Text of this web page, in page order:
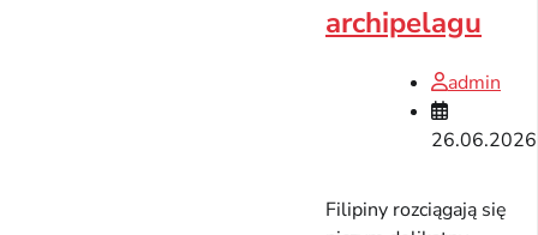
archipelagu
admin
26.06.2026
Filipiny rozciągają się